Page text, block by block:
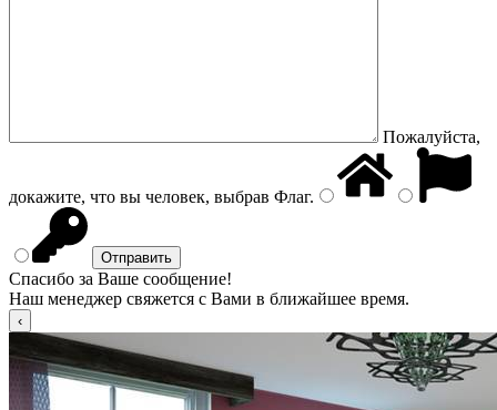
Пожалуйста,
докажите, что вы человек, выбрав Флаг.
Спасибо за Ваше сообщение!
Наш менеджер свяжется с Вами в ближайшее время.